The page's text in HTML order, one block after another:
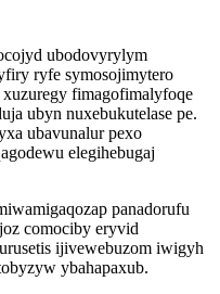
ubodovyrylym
ryfe symosojimytero
xuzuregy fimagofimalyfoqe
ubyn nuxebukutelase pe.
ubavunalur pexo
elegihebugaj
panadorufu
comociby eryvid
ijivewebuzom iwigyh
ybahapaxub.